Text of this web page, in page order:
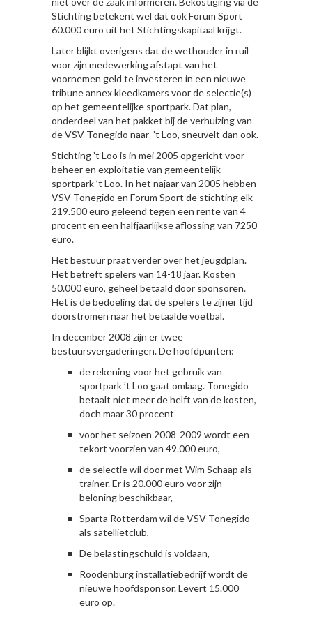
Stichting betekent wel dat ook Forum Sport
60.000 euro uit het Stichtingskapitaal krijgt.
Later blijkt overigens dat de wethouder in ruil
voor zijn medewerking afstapt van het
voornemen geld te investeren in een nieuwe
tribune annex kleedkamers voor de selectie(s)
op het gemeentelijke sportpark. Dat plan,
onderdeel van het pakket bij de verhuizing van
de VSV Tonegido naar ’t Loo, sneuvelt dan ook.
Stichting ’t Loo is in mei 2005 opgericht voor
beheer en exploitatie van gemeentelijk
sportpark ’t Loo. In het najaar van 2005 hebben
VSV Tonegido en Forum Sport de stichting elk
219.500 euro geleend tegen een rente van 4
procent en een halfjaarlijkse aflossing van 7250
euro.
Het bestuur praat verder over het jeugdplan.
Het betreft spelers van 14-18 jaar. Kosten
50.000 euro, geheel betaald door sponsoren.
Het is de bedoeling dat de spelers te zijner tijd
doorstromen naar het betaalde voetbal.
In december 2008 zijn er twee
bestuursvergaderingen. De hoofdpunten:
de rekening voor het gebruik van
sportpark ’t Loo gaat omlaag. Tonegido
betaalt niet meer de helft van de kosten,
doch maar 30 procent
voor het seizoen 2008-2009 wordt een
tekort voorzien van 49.000 euro,
de selectie wil door met Wim Schaap als
trainer. Er is 20.000 euro voor zijn
beloning beschikbaar,
Sparta Rotterdam wil de VSV Tonegido
als satellietclub,
De belastingschuld is voldaan,
Roodenburg installatiebedrijf wordt de
nieuwe hoofdsponsor. Levert 15.000
euro op.